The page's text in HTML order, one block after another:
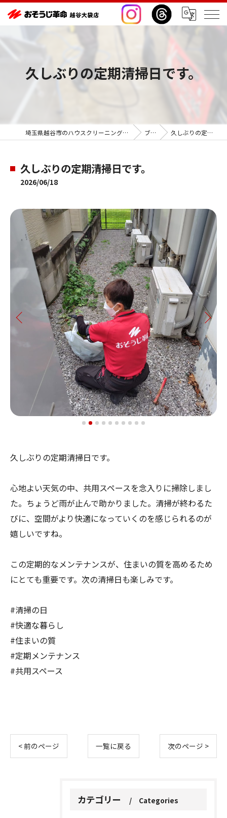
久しぶりの定期清掃日です。
埼玉県越谷市のハウスクリーニングならおそうじ革命越谷大袋店 ブログ 久しぶりの定期清掃日です。
久しぶりの定期清掃日です。
2026/06/18
久しぶりの定期清掃日です。
心地よい天気の中、共用スペースを念入りに掃除しまし
た。ちょうど雨が止んで助かりました。清掃が終わるた
びに、空間がより快適になっていくのを感じられるのが
嬉しいですね。
この定期的なメンテナンスが、住まいの質を高めるため
にとても重要です。次の清掃日も楽しみです。
#清掃の日
#快適な暮らし
#住まいの質
#定期メンテナンス
#共用スペース
< 前のページ 一覧に戻る 次のページ >
カテゴリー Categories